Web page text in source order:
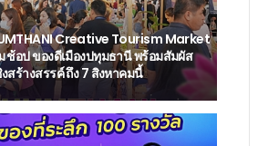
Creative Tourism Market
อป ของดีเมืองปทุมธานี พร้อมสัมผัส
สร้างสรรค์ ถึง 7 สิงหาคมนี้